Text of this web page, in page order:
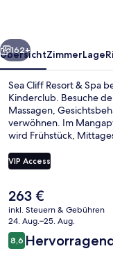
Weiter
162+
ÜbersichtZimmerLage
Sea Cliff Resort & Spa
Kinderclub. Besuche
Massagen,
verwöhnen. Im
wird Frühstück,
Poolbar und ein
VIP Access
Der
aktuelle
Preis
beträgt
263 €.
263 €
inkl. Steuern & Gebühren
24. Aug.–25. Aug.
Bewertungen
8,68,6 von 10.